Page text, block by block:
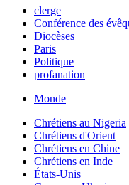
clerge
Conférence des
Diocèses
Paris
Politique
profanation
Monde
Chrétiens au Nigeria
Chrétiens d'Orient
Chrétiens en Chine
Chrétiens en Inde
États-Unis